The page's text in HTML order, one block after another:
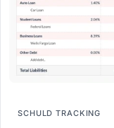
SCHULD TRACKING